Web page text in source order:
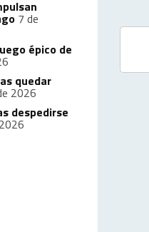
7 de
épico de
quedar
2026
despedirse